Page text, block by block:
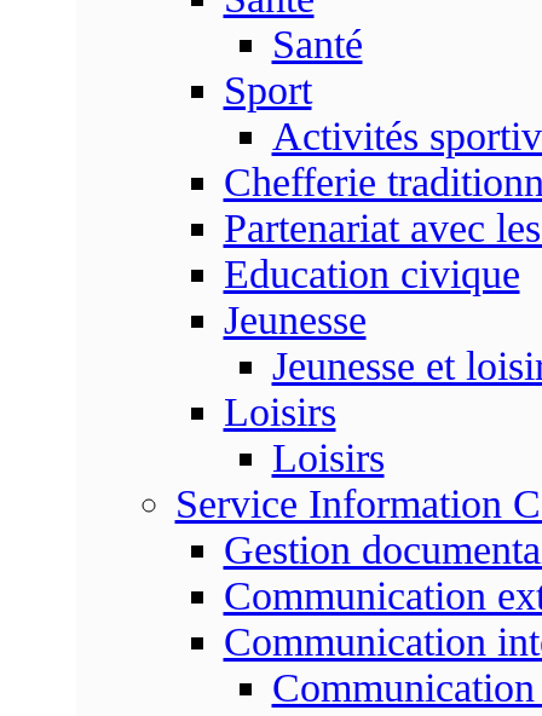
Santé
Sport
Activités
Chefferie
Partenariat avec
Education civique
Jeunesse
Jeunesse et
Loisirs
Loisirs
Service Information
Gestion
Communication
Communication
Communication